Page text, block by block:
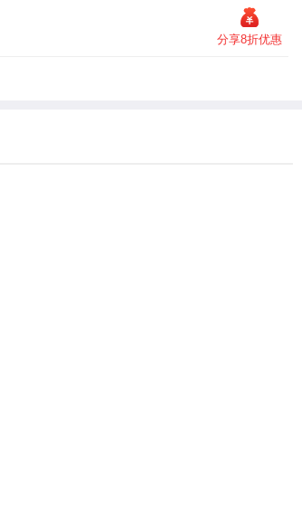
分享8折优惠